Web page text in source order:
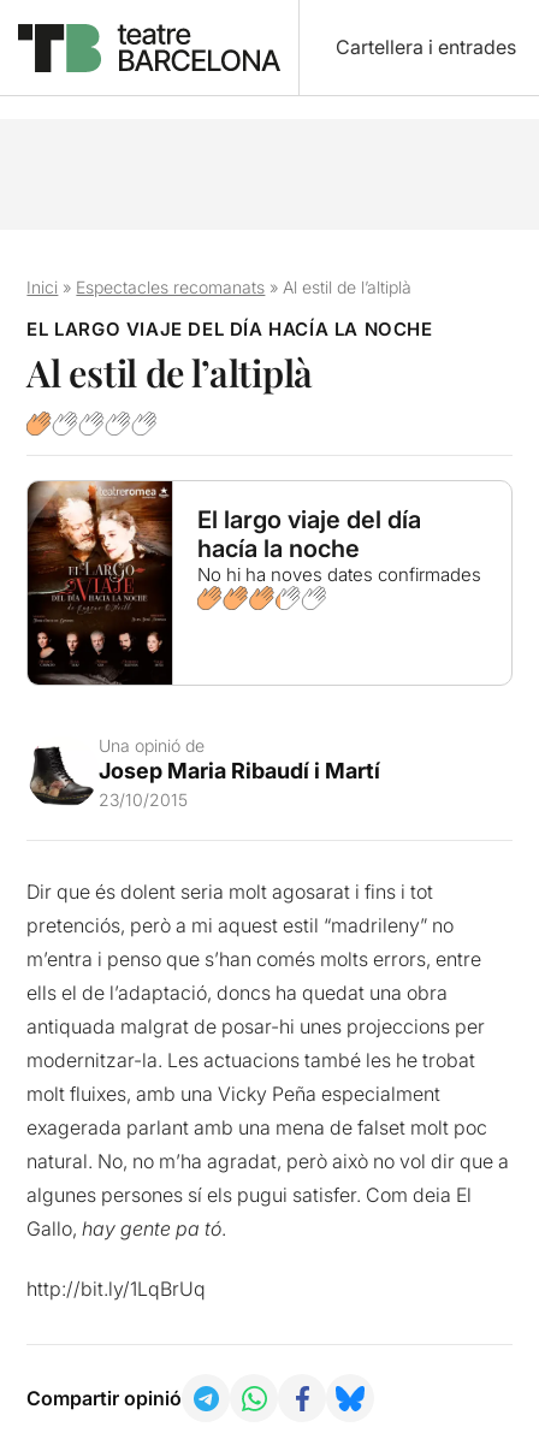
Cartellera i entrades
Inici » Espectacles recomanats » Al estil de l’altiplà
EL LARGO VIAJE DEL DÍA HACÍA LA NOCHE
Al estil de l’altiplà
El largo viaje del día
hacía la noche
No hi ha noves dates confirmades
Una opinió de
Josep Maria Ribaudí i Martí
23/10/2015
Dir que és dolent seria molt agosarat i fins i tot
pretenciós, però a mi aquest estil “madrileny” no
m’entra i penso que s’han comés molts errors, entre
ells el de l’adaptació, doncs ha quedat una obra
antiquada malgrat de posar-hi unes projeccions per
modernitzar-la. Les actuacions també les he trobat
molt fluixes, amb una Vicky Peña especialment
exagerada parlant amb una mena de falset molt poc
natural. No, no m’ha agradat, però això no vol dir que a
algunes persones sí els pugui satisfer. Com deia El
Gallo,hay gente pa tó.
http://bit.ly/1LqBrUq
Compartir opinió